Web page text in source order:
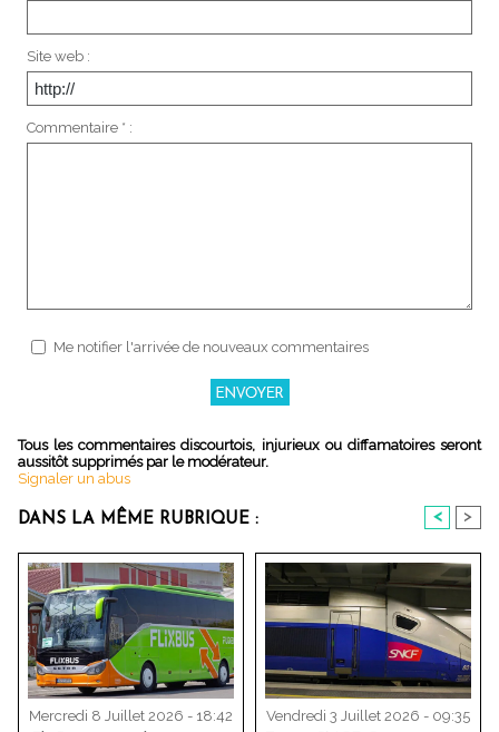
Site web :
Commentaire * :
Me notifier l'arrivée de nouveaux commentaires
Tous les commentaires discourtois, injurieux ou diffamatoires seront
aussitôt supprimés par le modérateur.
Signaler un abus
DANS LA MÊME RUBRIQUE : < >
Mercredi 8 Juillet 2026 - 18:42
Vendredi 3 Juillet 2026 - 09:35